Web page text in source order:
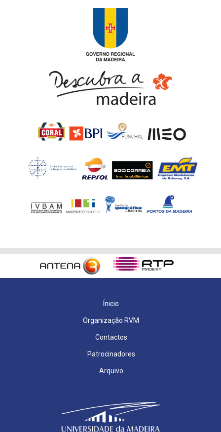
Ínicio
Organização RVM
Contactos
Patrocinadores
Arquivo